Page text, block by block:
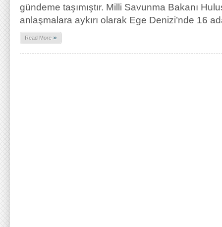
gündeme taşımıştır. Milli Savunma Bakanı
anlaşmalara aykırı olarak Ege Denizi’nde 16
Read More »